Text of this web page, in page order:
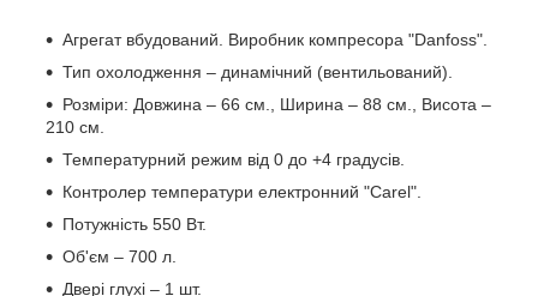
Агрегат вбудований. Виробник компресора "Danfoss".
Тип охолодження – динамічний (вентильований).
Розміри: Довжина – 66 см., Ширина – 88 см., Висота –
210 см.
Температурний режим від 0 до +4 градусів.
Контролер температури електронний "Carel".
Потужність 550 Вт.
Об'єм – 700 л.
Двері глухі – 1 шт.